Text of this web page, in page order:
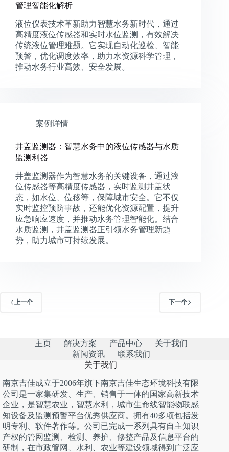
管理智能化解析
液位仪表技术革新助力智慧水务新时代，通过
高精度液位传感器和实时水位监测，有效解决
传统液位管理难题。它实现自动化巡检、智能
预警，优化调度效率，助力水资源科学管理，
推动水务行业高效、安全发展。
案例详情
井盖监测器：智慧水务中的液位传感器与水质
监测利器
井盖监测器作为智慧水务的关键设备，通过液
位传感器等高精度传感器，实时监测井盖状
态，如水位、位移等，保障城市安全。它不仅
实时监控预防事故，还能优化资源配置，提升
应急响应速度，并推动水务管理智能化。结合
水质监测，井盖监测器正引领水务管理新趋
势，助力城市可持续发展。
上一个 下一个
主页 解决方案 产品中心
关于我们
新闻资讯
联系我们
关于我们
南京吉佳成立于2006年旗下南京吉佳生态环境科技有限
公司是一家集研发、生产、销售于一体的国家高新技术
企业，是智慧农业，智慧水利，城市生命线智能物联感
知设备及监测预警平台优秀供应商。拥有40多项包括发
明专利、软件著作等。公司已完成一系列具有自主知识
产权的管网监测、检测、养护、修整产品及信息平台的
研制，在市政管网、水利、农业等建设领域得到广泛应